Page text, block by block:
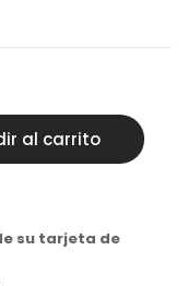
al carrito
su tarjeta de